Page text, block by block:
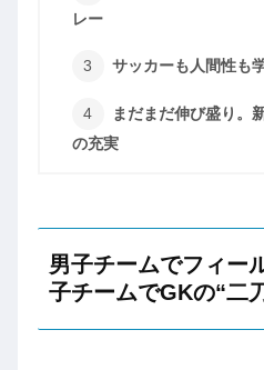
レー
サッカーも人間性も
まだまだ伸び盛り。
の充実
男子チームでフィー
子チームでGKの“二